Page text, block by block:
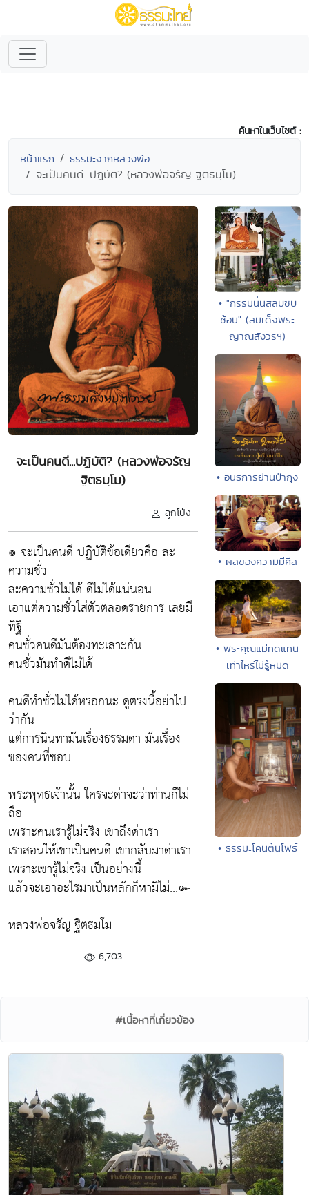
ค้นหาในเว็บไซต์ :
หน้าแรก ธรรมะจากหลวงพ่อ
จะเป็นคนดี...ปฏิบัติ? (หลวงพ่อจรัญ ฐิตธมฺโม)
จะเป็นคนดี...ปฏิบัติ? (หลวงพ่อจรัญ
ฐิตธมฺโม)
ลูกโป่ง
๏ จะเป็นคนดี ปฏิบัติข้อเดียวคือ ละ
ความชั่ว
ละความชั่วไม่ได้ ดีไม่ได้แน่นอน
เอาแต่ความชั่วใส่ตัวตลอดรายการ เลยมี
ทิฐิ
คนชั่วคนดีมันต้องทะเลาะกัน
คนชั่วมันทำดีไม่ได้
คนดีทำชั่วไม่ได้หรอกนะ ดูตรงนี้อย่าไป
ว่ากัน
แต่การนินทามันเรื่องธรรมดา มันเรื่อง
ของคนที่ชอบ
พระพุทธเจ้านั้น ใครจะด่าจะว่าท่านก็ไม่
ถือ
เพราะคนเรารู้ไม่จริง เขาถึงด่าเรา
เราสอนให้เขาเป็นคนดี เขากลับมาด่าเรา
เพราะเขารู้ไม่จริง เป็นอย่างนี้
แล้วจะเอาอะไรมาเป็นหลักก็หามิไม่...๛
หลวงพ่อจรัญ ฐิตธมฺโม
6,703
• "กรรมนั้นสลับซับ
ซ้อน" (สมเด็จพระ
ญาณสังวรฯ)
• อนธการย่านป่ากุง
• ผลของความมีศีล
• พระคุณแม่ทดแทน
เท่าไหร่ไม่รู้หมด
• ธรรมะโคนต้นโพธิ์
#เนื้อหาที่เกี่ยวข้อง